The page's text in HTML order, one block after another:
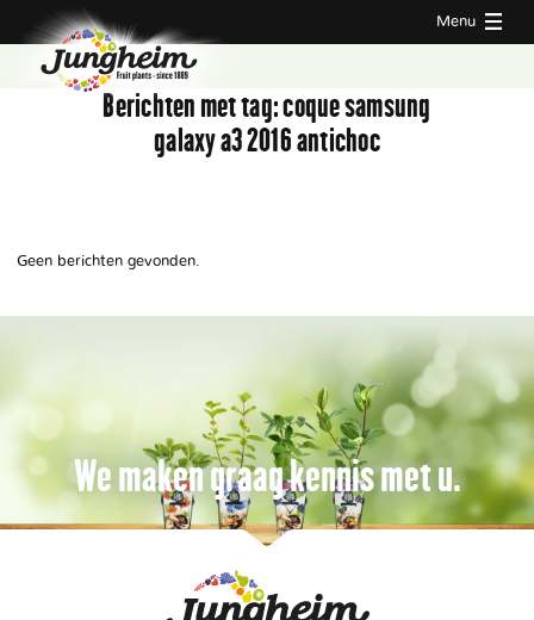
Menu
Berichten met tag:coque samsung
galaxy a3 2016 antichoc
Geen berichten gevonden.
We maken graag kennis met u.